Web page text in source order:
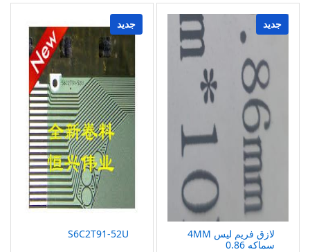
جديد
لازق فريم ليس 4MM
سماكه 0.86
جديد
S6C2T91-52U